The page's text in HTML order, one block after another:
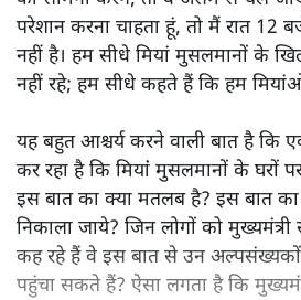
परेशान करना चाहता हूं, तो मैं रात 12
नहीं है। हम सीधे मियां मुसलमानों के
नहीं रहे; हम सीधे कहते हैं कि हम
यह बहुत आश्चर्य करने वाली बात है कि
कर रहा है कि मियांं मुसलमानों के घरों
इस बात का क्या मतलब है? इस बात
निकाला जाये? जिन लोगों को
कह रहे हैं वे इस बात से उन
पहुंचा सकते हैं? ऐसा लगता है कि